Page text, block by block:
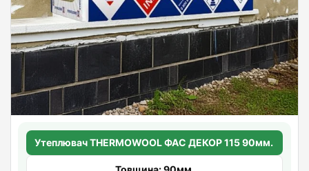
Утеплювач THERMOWOOL ФАС ДЕКОР 115 90мм.